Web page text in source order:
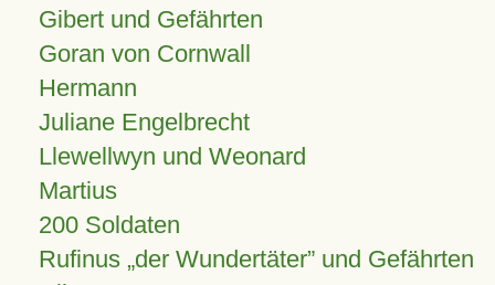
Gibert und Gefährten
Goran von Cornwall
Hermann
Juliane Engelbrecht
Llewellwyn und Weonard
Martius
200 Soldaten
Rufinus „der Wundertäter” und Gefährten